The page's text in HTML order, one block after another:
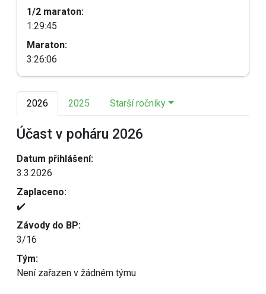
1/2 maraton:
1:29:45
Maraton:
3:26:06
2026 2025 Starší ročníky
Účast v poháru 2026
Datum přihlášení:
3.3.2026
Zaplaceno:
✔️
Závody do BP:
3/16
Tým:
Není zařazen v žádném týmu